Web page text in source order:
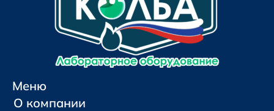
Меню
О компании